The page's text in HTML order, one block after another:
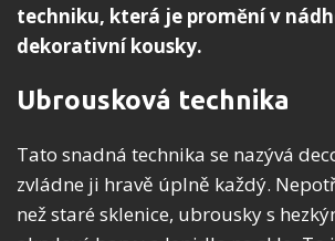
techniku, která je promění v
dekorativní kousky.
Ubrousková technika
Tato snadná technika se nazývá
zvládne ji hravě úplně každý.
než staré sklenice, ubrousky s